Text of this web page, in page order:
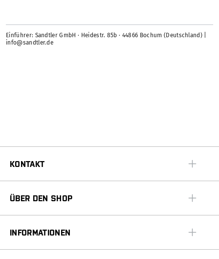
Einführer: Sandtler GmbH · Heidestr. 85b · 44866 Bochum (Deutschland) |
info@sandtler.de
KONTAKT
ÜBER DEN SHOP
INFORMATIONEN